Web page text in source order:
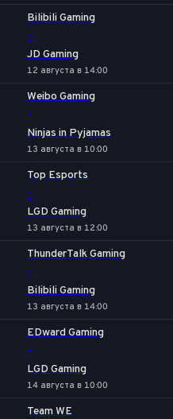
Bilibili Gaming
-
JD Gaming
12 августа в 14:00
Weibo Gaming
-
Ninjas in Pyjamas
13 августа в 10:00
Top Esports
-
LGD Gaming
13 августа в 12:00
ThunderTalk Gaming
-
Bilibili Gaming
13 августа в 14:00
EDward Gaming
-
LGD Gaming
14 августа в 10:00
Team WE